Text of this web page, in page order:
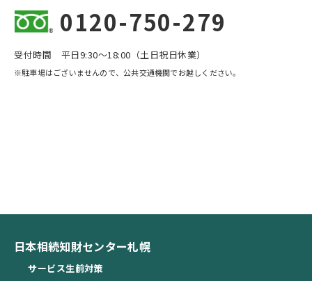
0120-750-279
受付時間 平日9:30〜18:00（土日祝日休業）
※駐車場はございませんので、公共交通機関でお越しください。
日本相続知財センター札幌
サービス生前対策